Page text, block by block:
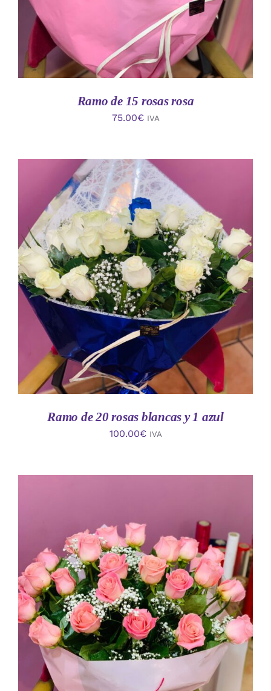
Ramo de 15 rosas rosa
75.00€ IVA
AÑADIR AL CARRITO
/
DETALLES
Ramo de 20 rosas blancas y 1 azul
100.00€ IVA
AÑADIR AL CARRITO
/
DETALLES